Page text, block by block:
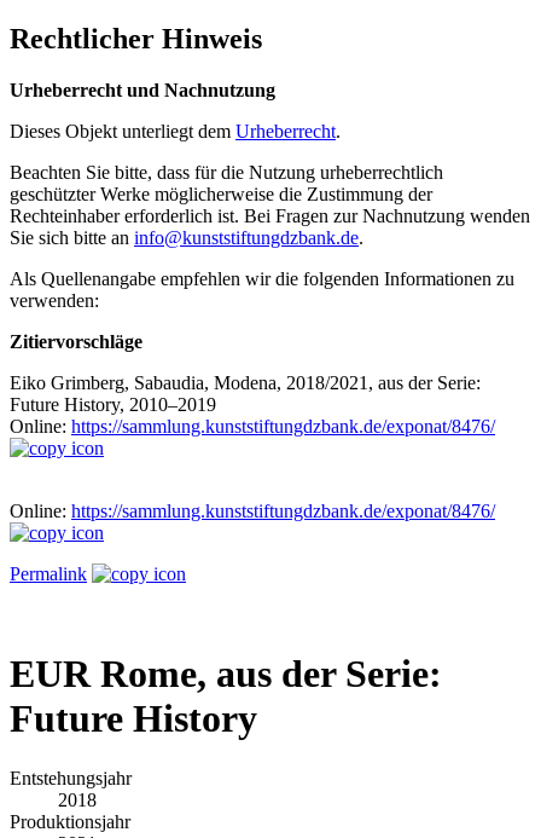
Rechtlicher Hinweis
Urheberrecht und Nachnutzung
Dieses Objekt unterliegt dem Urheberrecht.
Beachten Sie bitte, dass für die Nutzung urheberrechtlich
geschützter Werke möglicherweise die Zustimmung der
Rechteinhaber erforderlich ist. Bei Fragen zur Nachnutzung wenden
Sie sich bitte an info@kunststiftungdzbank.de.
Als Quellenangabe empfehlen wir die folgenden Informationen zu
verwenden:
Zitiervorschläge
Eiko Grimberg, Sabaudia, Modena, 2018/2021, aus der Serie:
Future History, 2010–2019
Online: https://sammlung.kunststiftungdzbank.de/exponat/8476/
Online: https://sammlung.kunststiftungdzbank.de/exponat/8476/
Permalink
EUR Rome, aus der Serie:
Future History
Entstehungsjahr
2018
Produktionsjahr